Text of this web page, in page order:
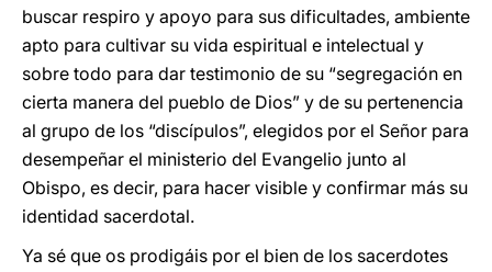
buscar respiro y apoyo para sus dificultades, ambiente
apto para cultivar su vida espiritual e intelectual y
sobre todo para dar testimonio de su “segregación en
cierta manera del pueblo de Dios” y de su pertenencia
al grupo de los “discípulos”, elegidos por el Señor para
desempeñar el ministerio del Evangelio junto al
Obispo, es decir, para hacer visible y confirmar más su
identidad sacerdotal.
Ya sé que os prodigáis por el bien de los sacerdotes